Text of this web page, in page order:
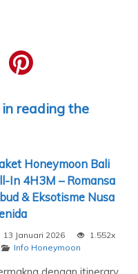
reading the
Honeymoon Bali
In 4H3M – Romansa
& Eksotisme Nusa
13 Januari 2026
1.552x
Info Honeymoon